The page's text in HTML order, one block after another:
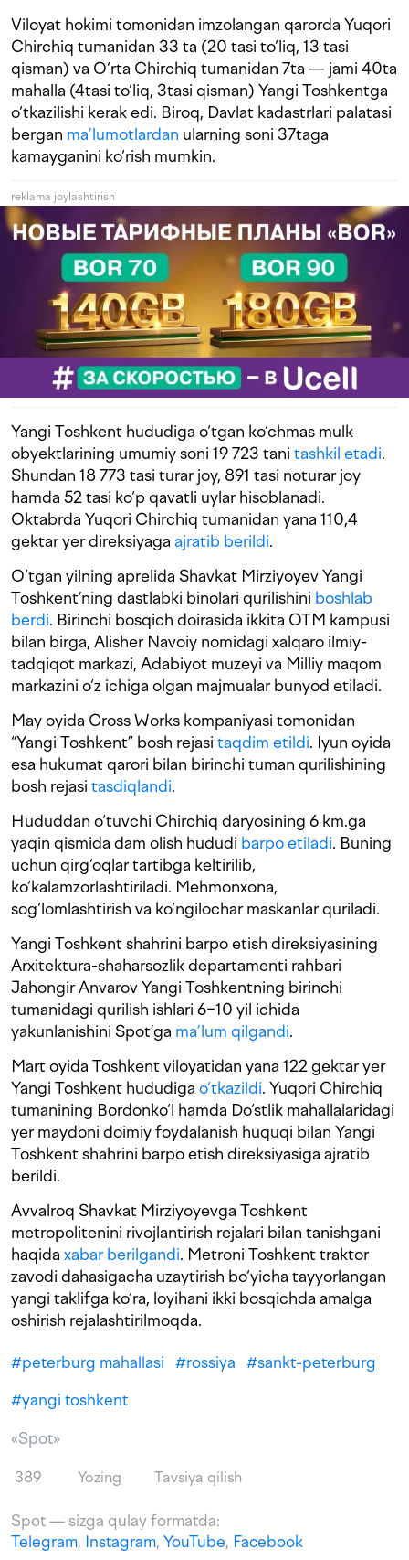
Viloyat hokimi tomonidan imzolangan qarorda Yuqori
Chirchiq tumanidan 33 ta (20 tasi to‘liq, 13 tasi
qisman) va O‘rta Chirchiq tumanidan 7ta — jami 40ta
mahalla (4tasi to‘liq, 3tasi qisman) Yangi Toshkentga
o‘tkazilishi kerak edi. Biroq, Davlat kadastrlari palatasi
bergan ma’lumotlardan ularning soni 37taga
kamayganini ko‘rish mumkin.
reklama joylashtirish
Yangi Toshkent hududiga o‘tgan ko‘chmas mulk
obyektlarining umumiy soni 19 723 tani tashkil etadi.
Shundan 18 773 tasi turar joy, 891 tasi noturar joy
hamda 52 tasi ko‘p qavatli uylar hisoblanadi.
Oktabrda Yuqori Chirchiq tumanidan yana 110,4
gektar yer direksiyaga ajratib berildi.
O‘tgan yilning aprelida Shavkat Mirziyoyev Yangi
Toshkent’ning dastlabki binolari qurilishini boshlab
berdi. Birinchi bosqich doirasida ikkita OTM kampusi
bilan birga, Alisher Navoiy nomidagi xalqaro ilmiy-
tadqiqot markazi, Adabiyot muzeyi va Milliy maqom
markazini o‘z ichiga olgan majmualar bunyod etiladi.
May oyida Cross Works kompaniyasi tomonidan
“Yangi Toshkent” bosh rejasi taqdim etildi. Iyun oyida
esa hukumat qarori bilan birinchi tuman qurilishining
bosh rejasi tasdiqlandi.
Hududdan o‘tuvchi Chirchiq daryosining 6 km.ga
yaqin qismida dam olish hududi barpo etiladi. Buning
uchun qirg‘oqlar tartibga keltirilib,
ko‘kalamzorlashtiriladi. Mehmonxona,
sog‘lomlashtirish va ko‘ngilochar maskanlar quriladi.
Yangi Toshkent shahrini barpo etish direksiyasining
Arxitektura-shaharsozlik departamenti rahbari
Jahongir Anvarov Yangi Toshkentning birinchi
tumanidagi qurilish ishlari 6−10 yil ichida
yakunlanishini Spot’ga ma’lum qilgandi.
Mart oyida Toshkent viloyatidan yana 122 gektar yer
Yangi Toshkent hududiga o‘tkazildi. Yuqori Chirchiq
tumanining Bordonko‘l hamda Do‘stlik mahallalaridagi
yer maydoni doimiy foydalanish huquqi bilan Yangi
Toshkent shahrini barpo etish direksiyasiga ajratib
berildi.
Avvalroq Shavkat Mirziyoyevga Toshkent
metropolitenini rivojlantirish rejalari bilan tanishgani
haqida xabar berilgandi. Metroni Toshkent traktor
zavodi dahasigacha uzaytirish bo‘yicha tayyorlangan
yangi taklifga ko‘ra, loyihani ikki bosqichda amalga
oshirish rejalashtirilmoqda.
#peterburg mahallasi #rossiya #sankt-peterburg
#yangi toshkent
«Spot»
389 Yozing Tavsiya qilish
Spot — sizga qulay formatda:
Telegram, Instagram, YouTube, Facebook